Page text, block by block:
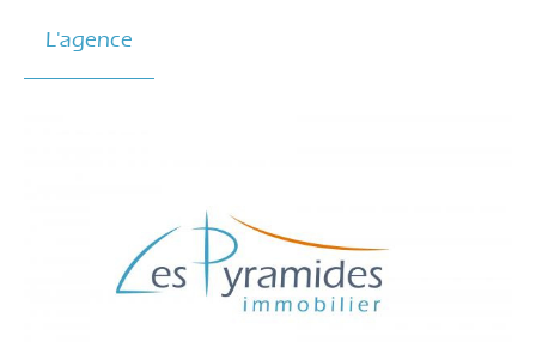
L'agence